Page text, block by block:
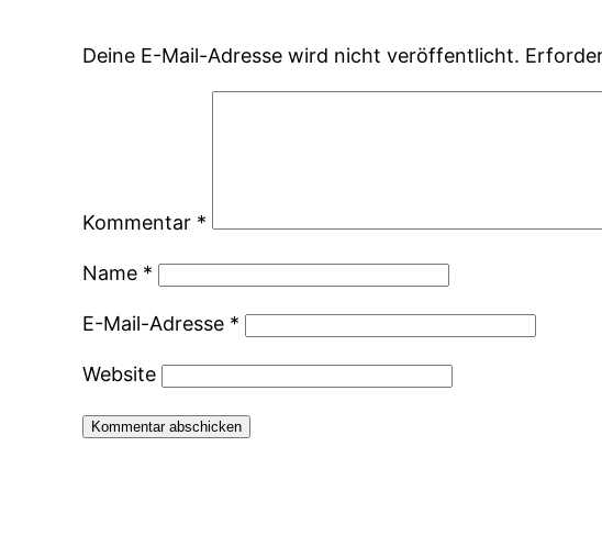
Deine E-Mail-Adresse wird nicht veröffentlicht.
Kommentar *
Name *
E-Mail-Adresse *
Website